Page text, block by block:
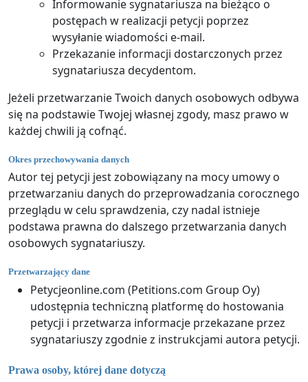
Informowanie sygnatariusza na bieżąco o
postępach w realizacji petycji poprzez
wysyłanie wiadomości e-mail.
Przekazanie informacji dostarczonych przez
sygnatariusza decydentom.
Jeżeli przetwarzanie Twoich danych osobowych odbywa
się na podstawie Twojej własnej zgody, masz prawo w
każdej chwili ją cofnąć.
Okres przechowywania danych
Autor tej petycji jest zobowiązany na mocy umowy o
przetwarzaniu danych do przeprowadzania corocznego
przeglądu w celu sprawdzenia, czy nadal istnieje
podstawa prawna do dalszego przetwarzania danych
osobowych sygnatariuszy.
Przetwarzający dane
Petycjeonline.com (Petitions.com Group Oy)
udostępnia techniczną platformę do hostowania
petycji i przetwarza informacje przekazane przez
sygnatariuszy zgodnie z instrukcjami autora petycji.
Prawa osoby, której dane dotyczą